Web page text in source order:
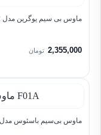
ماوس بی سیم یوگرین مدل MU001 90372
2,355,000 تومان
ماوس بی‌سیم باسئوس مدل F01A